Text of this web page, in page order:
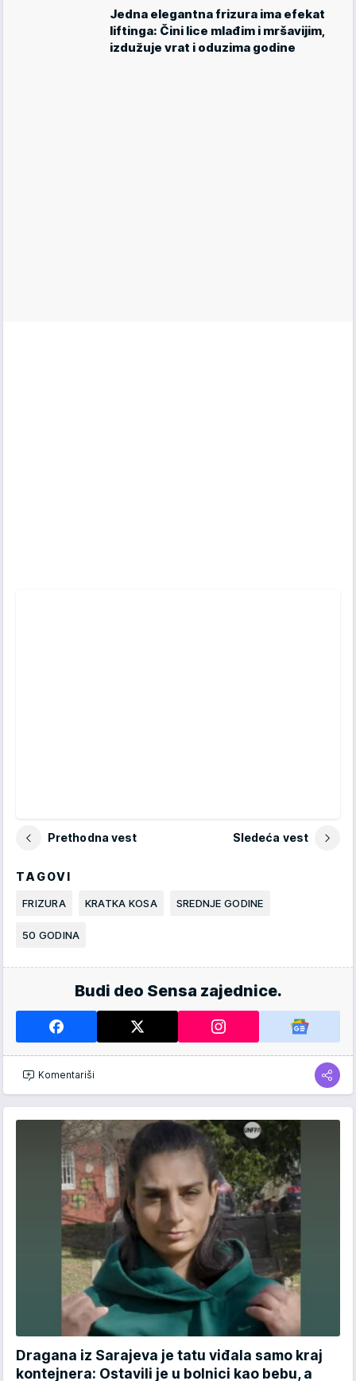
Jedna elegantna frizura ima efekat
liftinga: Čini lice mlađim i mršavijim,
izdužuje vrat i oduzima godine
Prethodna vest Sledeća vest
TAGOVI
FRIZURA KRATKA KOSA SREDNJE GODINE
50 GODINA
Budi deo Sensa zajednice.
Komentariši
Dragana iz Sarajeva je tatu viđala samo kraj
kontejnera: Ostavili je u bolnici kao bebu, a